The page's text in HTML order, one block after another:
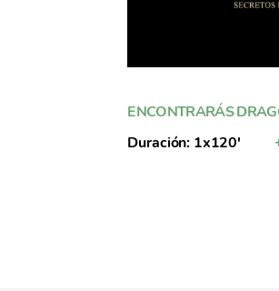
ENCONTRARÁS
Duración: 1x120'